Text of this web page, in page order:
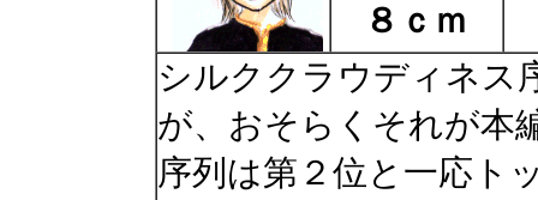
８ｃｍ
シルククラウディネス
が、おそらくそれが本
序列は第２位と一応ト